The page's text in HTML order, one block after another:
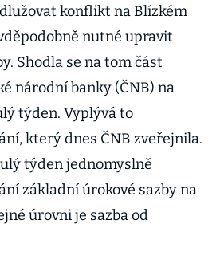
konflikt na Blízkém
nutné upravit
Shodla se na tom část
národní banky (ČNB) na
týden. Vyplývá to
který dnes ČNB zveřejnila.
týden jednomyslně
základní úrokové sazby na
úrovni je sazba od